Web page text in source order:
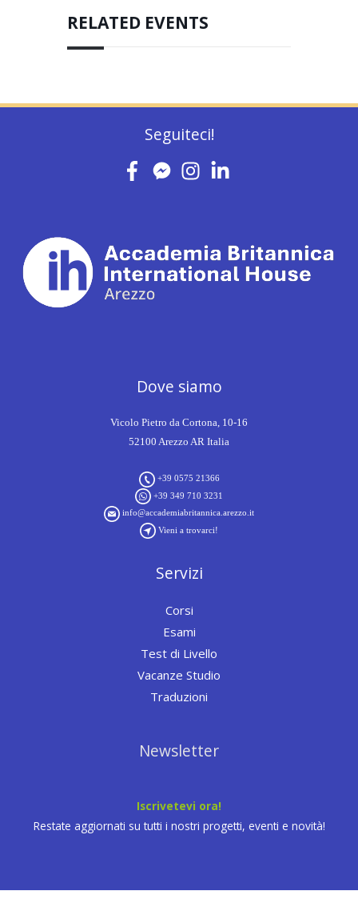
RELATED EVENTS
Seguiteci!
Dove siamo
Vicolo Pietro da Cortona, 10-16
52100 Arezzo AR Italia
+39 0575 21366
+39 349 710 3231
info@accademiabritannica.arezzo.it
Vieni a trovarci!
Servizi
Corsi
Esami
Test di Livello
Vacanze Studio
Traduzioni
Newsletter
Iscrivetevi ora!
Restate aggiornati su tutti i nostri progetti, eventi e novità!